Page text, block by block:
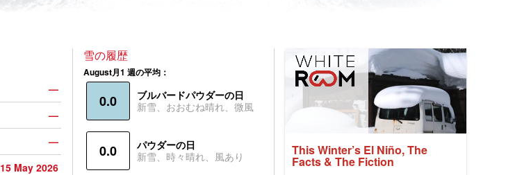
—
—
—
15 May 2026
雪の履歴
August月1 週の平均：
0.0
ブルバードパウダーの日
新雪、おおむね晴れ、微風
0.0
パウダーの日
新雪、時々晴れ、風あり
This Winter’s El Niño, The
Facts & The Fiction